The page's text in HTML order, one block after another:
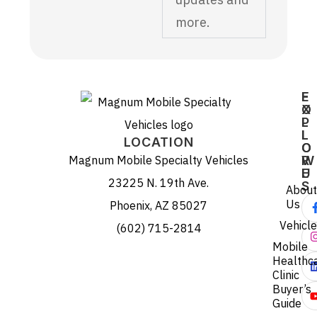
more.
LOCATION
Magnum Mobile Specialty Vehicles
23225 N. 19th Ave.
Phoenix, AZ 85027
(602) 715-2814
E
X
P
L
O
R
E
About
Us
Mobile
Clinic
Buyer’s
Guide
F
O
L
L
O
W
U
S